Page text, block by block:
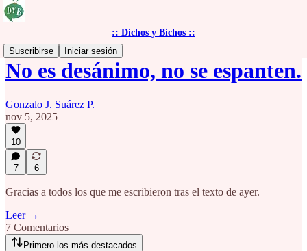
:: Dichos y Bichos ::
Suscribirse
Iniciar sesión
No es desánimo, no se espanten.
Gonzalo J. Suárez P.
nov 5, 2025
10
7 6
Gracias a todos los que me escribieron tras el texto de ayer.
Leer →
7 Comentarios
Primero los más destacados